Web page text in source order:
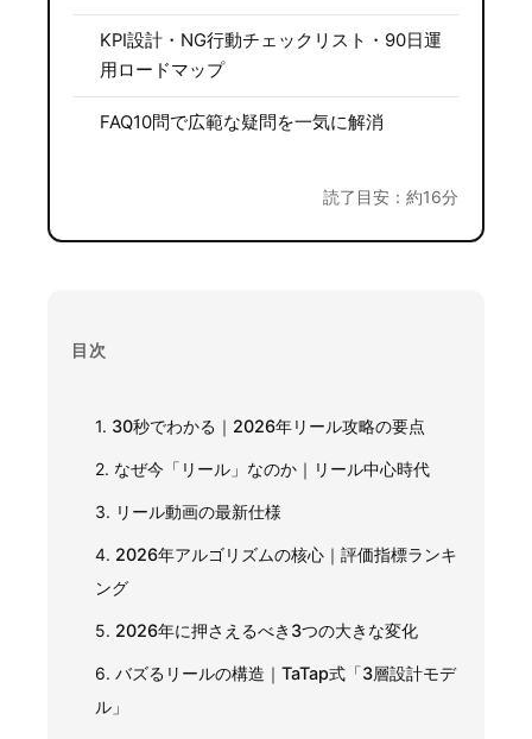
KPI設計・NG行動チェックリスト・90日運
用ロードマップ
FAQ10問で広範な疑問を一気に解消
読了目安：約16分
目次
1. 30秒でわかる｜2026年リール攻略の要点
2. なぜ今「リール」なのか｜リール中心時代
3. リール動画の最新仕様
4. 2026年アルゴリズムの核心｜評価指標ランキ
ング
5. 2026年に押さえるべき3つの大きな変化
6. バズるリールの構造｜TaTap式「3層設計モデ
ル」